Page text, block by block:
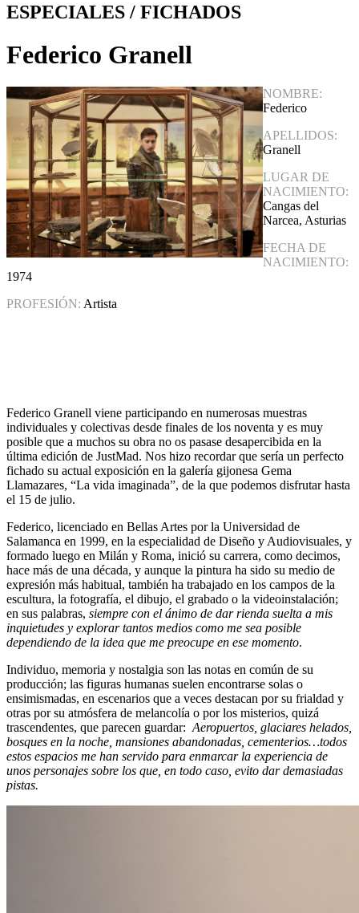
ESPECIALES / FICHADOS
Federico Granell
NOMBRE:
Federico
APELLIDOS:
Granell
LUGAR DE
NACIMIENTO:
Cangas del
Narcea, Asturias
FECHA DE
NACIMIENTO:
1974
PROFESIÓN: Artista
Federico Granell viene participando en numerosas muestras
individuales y colectivas desde finales de los noventa y es muy
posible que a muchos su obra no os pasase desapercibida en la
última edición de JustMad. Nos hizo recordar que sería un perfecto
fichado su actual exposición en la galería gijonesa Gema
Llamazares, “La vida imaginada”, de la que podemos disfrutar hasta
el 15 de julio.
Federico, licenciado en Bellas Artes por la Universidad de
Salamanca en 1999, en la especialidad de Diseño y Audiovisuales, y
formado luego en Milán y Roma, inició su carrera, como decimos,
hace más de una década, y aunque la pintura ha sido su medio de
expresión más habitual, también ha trabajado en los campos de la
escultura, la fotografía, el dibujo, el grabado o la videoinstalación;
en sus palabras, siempre con el ánimo de dar rienda suelta a mis
inquietudes y explorar tantos medios como me sea posible
dependiendo de la idea que me preocupe en ese momento.
Individuo, memoria y nostalgia son las notas en común de su
producción; las figuras humanas suelen encontrarse solas o
ensimismadas, en escenarios que a veces destacan por su frialdad y
otras por su atmósfera de melancolía o por los misterios, quizá
trascendentes, que parecen guardar: Aeropuertos, glaciares helados,
bosques en la noche, mansiones abandonadas, cementerios…todos
estos espacios me han servido para enmarcar la experiencia de
unos personajes sobre los que, en todo caso, evito dar demasiadas
pistas.